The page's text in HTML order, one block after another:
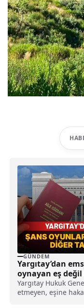
GÜNDEM
Yargıtay’dan
oynayan eş değil
kusurlu sayıldı
Yargıtay Hukuk
etmeyen, eşine